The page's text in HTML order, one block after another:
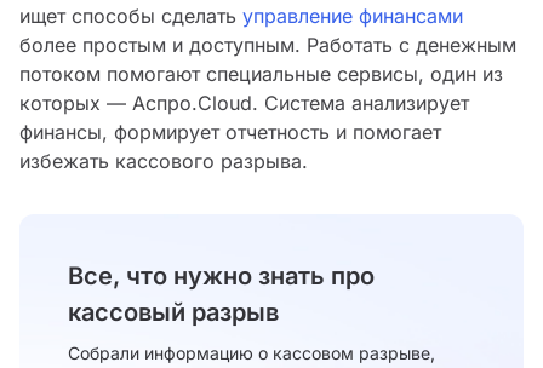
ищет способы сделать управление финансами
более простым и доступным. Работать с денежным
потоком помогают специальные сервисы, один из
которых — Аспро.Cloud. Система анализирует
финансы, формирует отчетность и помогает
избежать кассового разрыва.
Все, что нужно знать про
кассовый разрыв
Собрали информацию о кассовом разрыве,